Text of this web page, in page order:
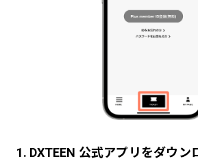
1. DXTEEN 公式アプリをダウン
1. DXTEEN 公式